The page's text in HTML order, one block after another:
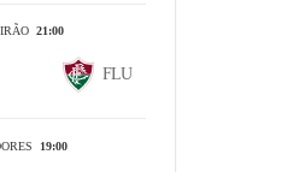
21:00
FLU
19:00